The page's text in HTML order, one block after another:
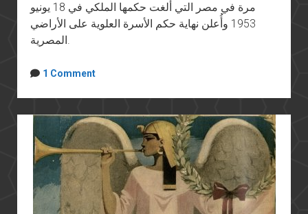
مرة في مصر التي ألغت حكمها الملكي في 18 يونيو
1953 وأُعلن نهاية حكم الأسرة العلوية على الأراضي
المصرية.
1 Comment